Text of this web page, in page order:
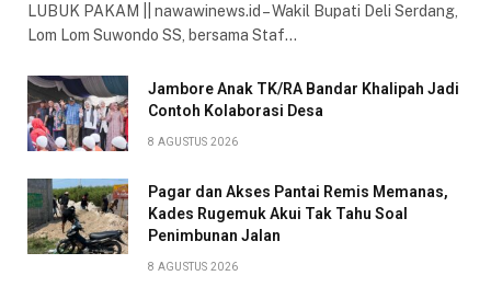
LUBUK PAKAM || nawawinews.id – Wakil Bupati Deli Serdang,
Lom Lom Suwondo SS, bersama Staf…
Jambore Anak TK/RA Bandar Khalipah Jadi
Contoh Kolaborasi Desa
8 AGUSTUS 2026
Pagar dan Akses Pantai Remis Memanas,
Kades Rugemuk Akui Tak Tahu Soal
Penimbunan Jalan
8 AGUSTUS 2026